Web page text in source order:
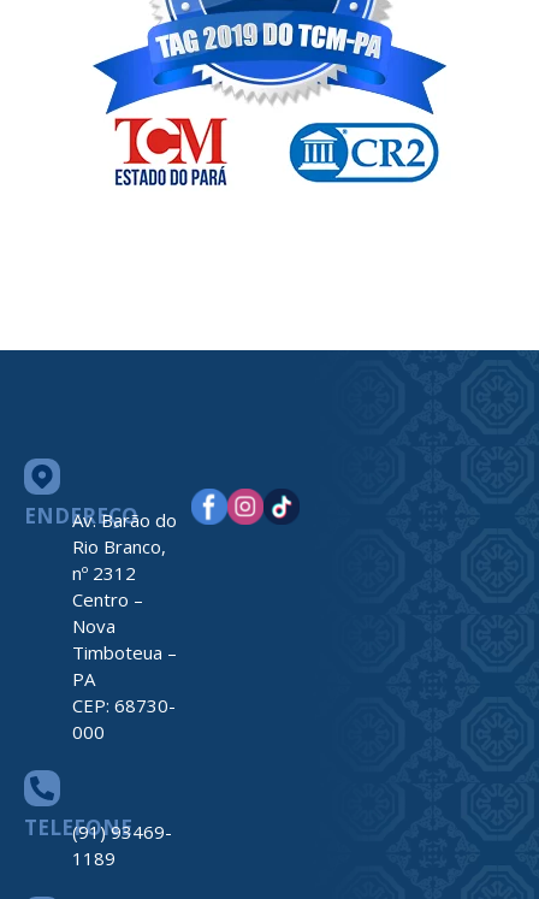
ENDEREÇO
Av. Barão do
Rio Branco,
nº 2312
Centro –
Nova
Timboteua –
PA
CEP: 68730-
000
TELEFONE
(91) 93469-
1189